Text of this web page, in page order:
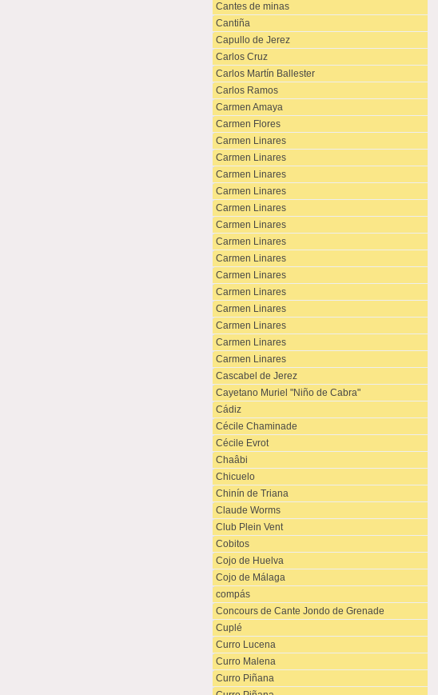
Cantes de minas
Cantiña
Capullo de Jerez
Carlos Cruz
Carlos Martín Ballester
Carlos Ramos
Carmen Amaya
Carmen Flores
Carmen Linares
Carmen Linares
Carmen Linares
Carmen Linares
Carmen Linares
Carmen Linares
Carmen Linares
Carmen Linares
Carmen Linares
Carmen Linares
Carmen Linares
Carmen Linares
Carmen Linares
Carmen Linares
Cascabel de Jerez
Cayetano Muriel "Niño de Cabra"
Cádiz
Cécile Chaminade
Cécile Evrot
Chaâbi
Chicuelo
Chinín de Triana
Claude Worms
Club Plein Vent
Cobitos
Cojo de Huelva
Cojo de Málaga
compás
Concours de Cante Jondo de Grenade
Cuplé
Curro Lucena
Curro Malena
Curro Piñana